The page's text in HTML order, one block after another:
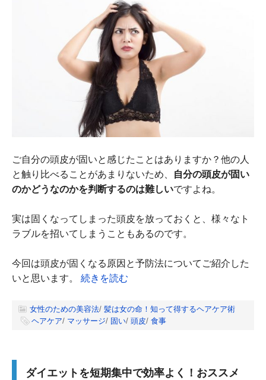
ご自分の頭皮が固いと感じたことはありますか？他の人
と触り比べることがあまりないため、
自分の頭皮が固い
のかどうなのかを判断するのは難しいですよね。
実は固くなってしまった頭皮を放っておくと、様々なト
ラブルを招いてしまうこともあるのです。
今回は頭皮が固くなる原因と予防法についてご紹介した
いと思います。 続きを読む
女性のための美容法/ 髪は女の命！知って得するヘアケア術
ヘアケア/ マッサージ/ 固い/ 頭皮/ 食事
ダイエットを短期集中で効率よく！おススメ